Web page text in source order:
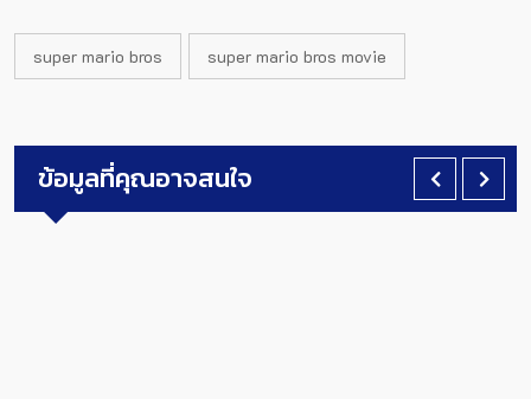
super mario bros super mario bros movie
ข้อมูลที่คุณอาจสนใจ